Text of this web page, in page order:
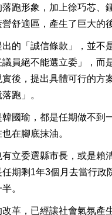
跑形象，加上徐巧芯、
舒適區，產生了巨大的
出的「誠信條款」，並不
員絕不能選立委」，而
後，提出具體可行的方
跑」。
國瑜，都是任期做不到
在腳底抹油。
立委選縣市長，或是賴
期剩1年3個月去當行政
。
革，已經讓社會氣氛產